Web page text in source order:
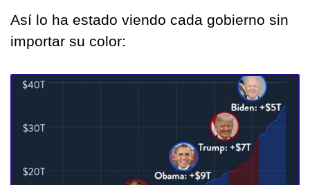
Así lo ha estado viendo cada gobierno sin
importar su color: